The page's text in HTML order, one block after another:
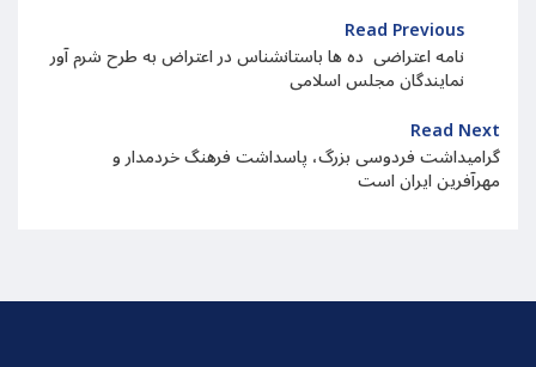
Read Previous
نامه اعتراضی ده ها باستانشناس در اعتراض به طرح شرم آور
نمایندگان مجلس اسلامی
Read Next
گرامیداشت فردوسی بزرگ، پاسداشت فرهنگ خردمدار و
مهرآفرین ایران است